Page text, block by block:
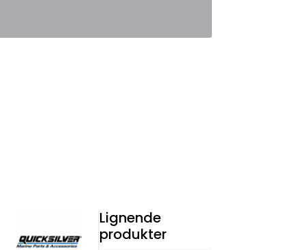
Lignende
produkter